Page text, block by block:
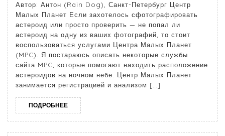
Автор: Антон (Rain Dog), Санкт-Петербург Центр
Малых Планет Если захотелось сфотографировать
астероид или просто проверить — не попал ли
астероид на одну из ваших фотографий, то стоит
воспользоваться услугами Центра Малых Планет
(MPC). Я постараюсь описать некоторые службы
сайта MPC, которые помогают находить расположение
астероидов на ночном небе. Центр Малых Планет
занимается регистрацией и анализом […]
ПОДРОБНЕЕ